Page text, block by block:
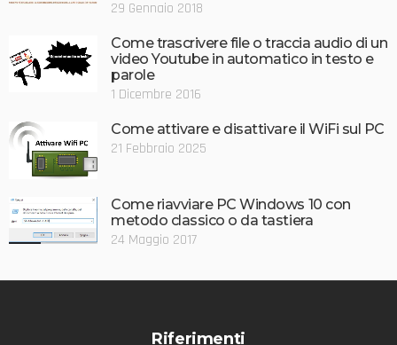
29 Gennaio 2018
Come trascrivere file o traccia audio di un
video Youtube in automatico in testo e
parole
1 Dicembre 2016
Come attivare e disattivare il WiFi sul PC
21 Febbraio 2025
Come riavviare PC Windows 10 con
metodo classico o da tastiera
24 Maggio 2017
Riferimenti